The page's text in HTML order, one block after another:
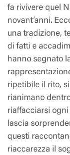
fa rivivere quel
novant’anni.
una tradizione,
di fatti e
hanno segnato
ripetibile il rito,
rianimano
riaffacciarsi ogni
lascia
questi
riaccarezza il